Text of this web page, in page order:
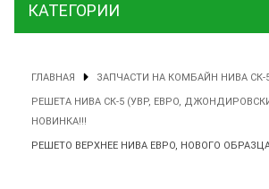
КАТЕГОРИИ
ГЛАВНАЯ ЗАПЧАСТИ НА КОМБАЙН НИВА СК-
РЕШЕТА НИВА СК-5 (УВР, ЕВРО,
НОВИНКА!!!
РЕШЕТО ВЕРХНЕЕ НИВА ЕВРО, НОВОГО